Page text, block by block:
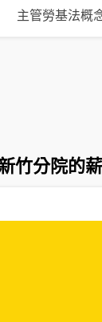
主管勞基法概
竹分院的